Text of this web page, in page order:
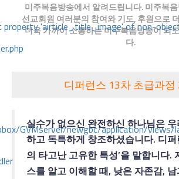
property 'airticle_title_image' of non-
GVMserver/newgbc/application/views/
미주복음방송에서 알려드립니다. 미주복
선교회원 여러분의 참여와 기도, 후원으로
더욱 가까이 소통하는 미주복음방송이 되
다.
디퍼런스 13차 초급과정
실수가 없으신 완전하신 하나님은
하고 독특하게 창조하셨습니다. 디퍼
의 타고난 고유한 특성’을 말합니다.
스를 알고 이해할 때, 낮은 자존감,